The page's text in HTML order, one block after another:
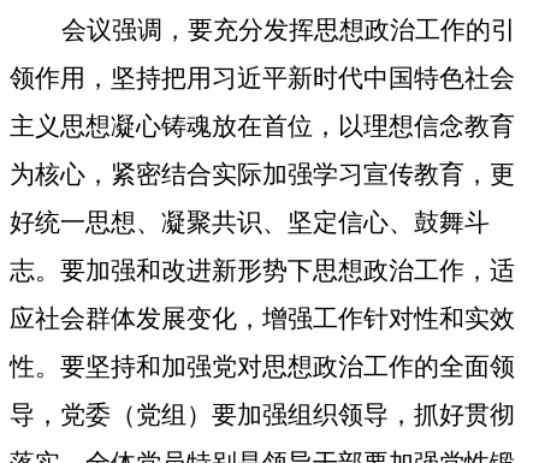
会议强调，要充分发挥思想政治工作的引
领作用，坚持把用习近平新时代中国特色社会
主义思想凝心铸魂放在首位，以理想信念教育
为核心，紧密结合实际加强学习宣传教育，更
好统一思想、凝聚共识、坚定信心、鼓舞斗
志。要加强和改进新形势下思想政治工作，适
应社会群体发展变化，增强工作针对性和实效
性。要坚持和加强党对思想政治工作的全面领
导，党委（党组）要加强组织领导，抓好贯彻